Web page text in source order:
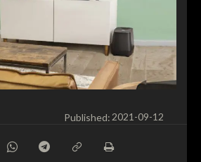
Published:2021-09-12